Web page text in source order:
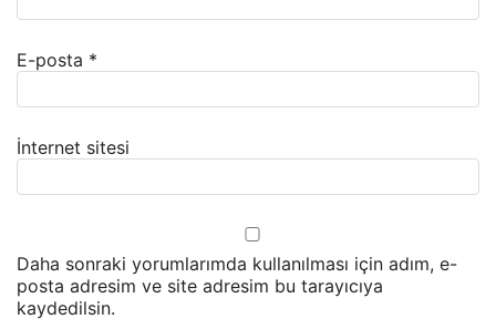
E-posta *
İnternet sitesi
Daha sonraki yorumlarımda kullanılması için adım, e-
posta adresim ve site adresim bu tarayıcıya
kaydedilsin.